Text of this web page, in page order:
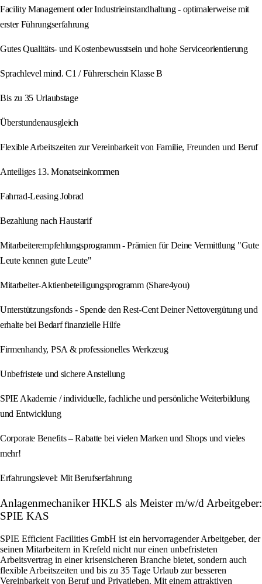
Facility Management oder Industrieinstandhaltung - optimalerweise mit
erster Führungserfahrung
Gutes Qualitäts- und Kostenbewusstsein und hohe Serviceorientierung
Sprachlevel mind. C1 / Führerschein Klasse B
Bis zu 35 Urlaubstage
Überstundenausgleich
Flexible Arbeitszeiten zur Vereinbarkeit von Familie, Freunden und Beruf
Anteiliges 13. Monatseinkommen
Fahrrad-Leasing Jobrad
Bezahlung nach Haustarif
Mitarbeiterempfehlungsprogramm - Prämien für Deine Vermittlung "Gute
Leute kennen gute Leute"
Mitarbeiter-Aktienbeteiligungsprogramm (Share4you)
Unterstützungsfonds - Spende den Rest-Cent Deiner Nettovergütung und
erhalte bei Bedarf finanzielle Hilfe
Firmenhandy, PSA & professionelles Werkzeug
Unbefristete und sichere Anstellung
SPIE Akademie / individuelle, fachliche und persönliche Weiterbildung
und Entwicklung
Corporate Benefits – Rabatte bei vielen Marken und Shops und vieles
mehr!
Erfahrungslevel: Mit Berufserfahrung
Anlagenmechaniker HKLS als Meister m/w/d Arbeitgeber:
SPIE KAS
SPIE Efficient Facilities GmbH ist ein hervorragender Arbeitgeber, der
seinen Mitarbeitern in Krefeld nicht nur einen unbefristeten
Arbeitsvertrag in einer krisensicheren Branche bietet, sondern auch
flexible Arbeitszeiten und bis zu 35 Tage Urlaub zur besseren
Vereinbarkeit von Beruf und Privatleben. Mit einem attraktiven